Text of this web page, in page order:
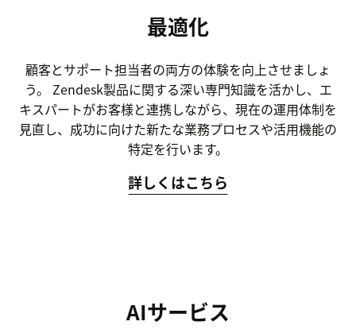
最適化
顧客とサポート担当者の両方の体験を向上させましょ
う。 Zendesk製品に関する深い専門知識を活かし、エ
キスパートがお客様と連携しながら、現在の運用体制を
見直し、成功に向けた新たな業務プロセスや活用機能の
特定を行います。
詳しくはこちら
AIサービス